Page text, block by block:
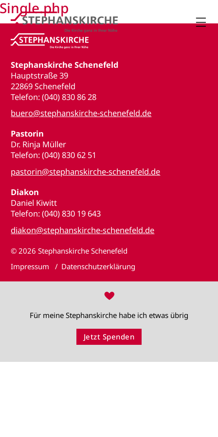

Stephanskirche Schenefeld
Hauptstraße 39
22869 Schenefeld
Telefon: (040) 830 86 28
buero@stephanskirche-schenefeld.de
Pastorin
Dr. Rinja Müller
Telefon: (040) 830 62 51
pastorin@stephanskirche-schenefeld.de
Diakon
Daniel Kiwitt
Telefon: (040) 830 19 643
diakon@stephanskirche-schenefeld.de
© 2026 Stephanskirche Schenefeld
Impressum
Datenschutzerklärung
♥
Für meine Stephanskirche habe ich etwas übrig
Jetzt Spenden